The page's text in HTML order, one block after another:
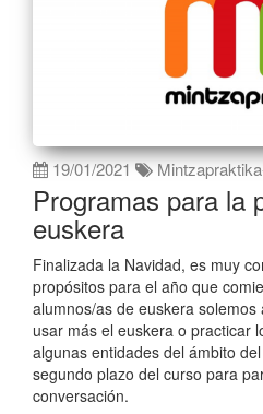
19/01/2021
Programas para la
euskera
Finalizada la Navidad, es muy
propósitos para el año que
alumnos/as de euskera
usar más el euskera o practicar
algunas entidades del ámbito
segundo plazo del curso para
conversación.